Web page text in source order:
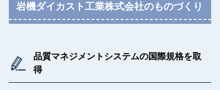
岩機ダイカスト工業株式会社のものづくり
品質マネジメントシステムの国際規格を取
得